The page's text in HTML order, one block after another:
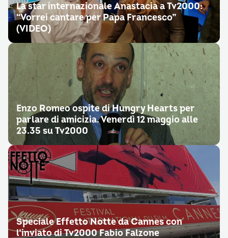
La star internazionale Anastacia a Tv2000:
“Vorrei cantare per Papa Francesco”
(VIDEO)
Enzo Romeo ospite di Hungry Hearts per
parlare di amicizia. Venerdì 12 maggio alle
23.35 su Tv2000
Speciale Effetto Notte da Cannes con
l’inviato di Tv2000 Fabio Falzone